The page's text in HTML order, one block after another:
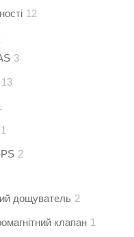
12
3
13
1
2
дощуватель 2
клапан 1